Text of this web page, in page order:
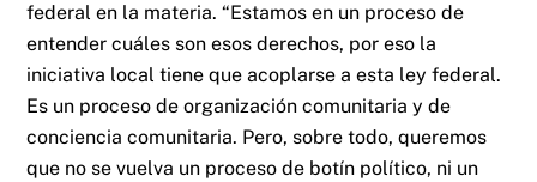
federal en la materia. “Estamos en un proceso de
entender cuáles son esos derechos, por eso la
iniciativa local tiene que acoplarse a esta ley federal.
Es un proceso de organización comunitaria y de
conciencia comunitaria. Pero, sobre todo, queremos
que no se vuelva un proceso de botín político, ni un